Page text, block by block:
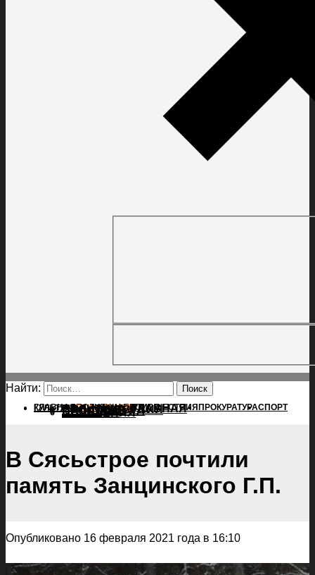
Найти:
ГЛАВНАЯПОЛИТИКАПРОИСШЕСТВИЯ ПРОКУРАТУРАСПОРТ
КУЛЬТУРАПОСЕЛЕНИЯГЛАВНАЯ
ПОЛИТИКА
ПРОИСШЕСТВИЯ
ПРОКУРАТУРА
СПОРТ
КУЛЬТУРА
ПОСЕЛЕНИЯ
В Сясьстрое почтили
память Занцинского Г.П.
Опубликовано 16 февраля 2021 года в 16:10